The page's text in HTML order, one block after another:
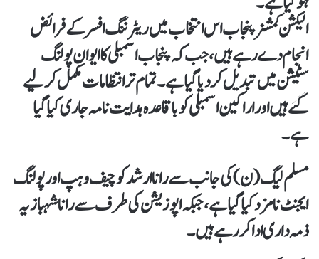
الیکشن کمشنر پنجاب اس انتخاب میں ریٹرننگ افسر کے فرائض
انجام دے رہے ہیں، جب کہ پنجاب اسمبلی کا ایوان پولنگ
سٹیشن میں تبدیل کر دیا گیا ہے۔ تمام تر انتظامات مکمل کر لیے
گئے ہیں اور اراکین اسمبلی کو باقاعدہ ہدایت نامہ جاری کیا گیا
ہے۔
مسلم لیگ (ن) کی جانب سے رانا ارشد کو چیف وہپ اور پولنگ
ایجنٹ نامزد کیا گیا ہے، جبکہ اپوزیشن کی طرف سے رانا شہباز یہ
ذمہ داری ادا کر رہے ہیں۔